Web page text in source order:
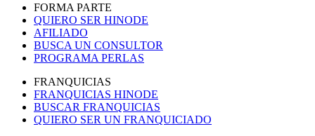
FORMA PARTE
QUIERO SER HINODE
AFILIADO
BUSCA UN CONSULTOR
PROGRAMA PERLAS
FRANQUICIAS
FRANQUICIAS HINODE
BUSCAR FRANQUICIAS
QUIERO SER UN FRANQUICIADO